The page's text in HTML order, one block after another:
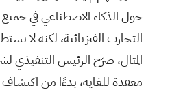
التجارب الفيزيائية، لكنه لا
معقدة للغاية، بدءًا من اكتشاف